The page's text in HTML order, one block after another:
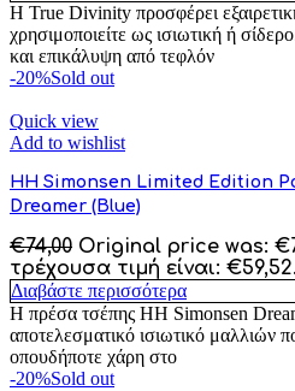
Η True Divinity προσφέρει
χρησιμοποιείτε ως ισιωτική ή
και επικάλυψη από τεφλόν
-20%Sold out
Quick view
Add to wishlist
HH Simonsen Limited Edition
Dreamer (Blue)
€74,00 Original price was:
τρέχουσα τιμή είναι: €59,52.
Διαβάστε περισσότερα
Η πρέσα τσέπης HH Simonsen
αποτελεσματικό ισιωτικό μαλλιών
οπουδήποτε χάρη στο
-20%Sold out